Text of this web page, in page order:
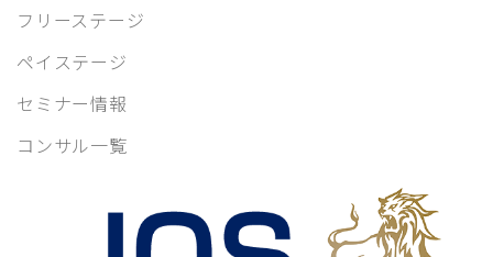
フリーステージ
ペイステージ
セミナー情報
コンサル一覧